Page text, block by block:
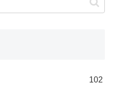
102